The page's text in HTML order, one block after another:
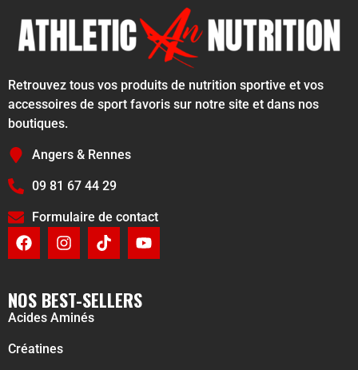
Retrouvez tous vos produits de nutrition sportive et vos
accessoires de sport favoris sur notre site et dans nos
boutiques.
Angers & Rennes
09 81 67 44 29
Formulaire de contact
NOS BEST-SELLERS
Acides Aminés
Créatines